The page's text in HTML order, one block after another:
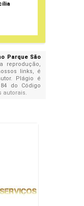
Parque São
reprodução,
links, é
Plágio é
do Código
autorais.